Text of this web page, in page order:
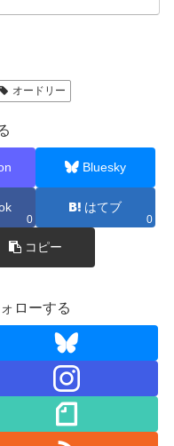
オードリー
Bluesky
0
はてブ
0
コピー
ローする